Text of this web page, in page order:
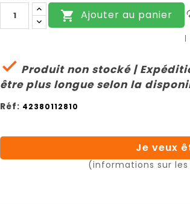
 Ajouter au panier
 Produit non stocké |
être plus longue selon la
Réf: 42380112810
Je veux
(informations sur